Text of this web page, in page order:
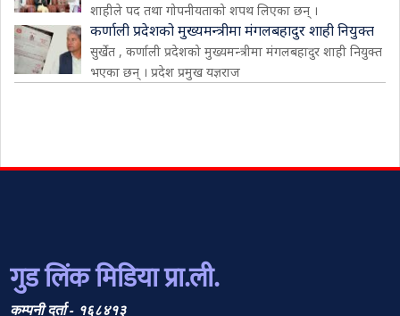
शाहीले पद तथा गोपनीयताको शपथ लिएका छन् ।
कर्णाली प्रदेशको मुख्यमन्त्रीमा मंगलबहादुर शाही नियुक्त
सुर्खेत , कर्णाली प्रदेशको मुख्यमन्त्रीमा मंगलबहादुर शाही नियुक्त
भएका छन् । प्रदेश प्रमुख यज्ञराज
गुड लिंक मिडिया प्रा.ली.
कम्पनी दर्ता - १६८४१३